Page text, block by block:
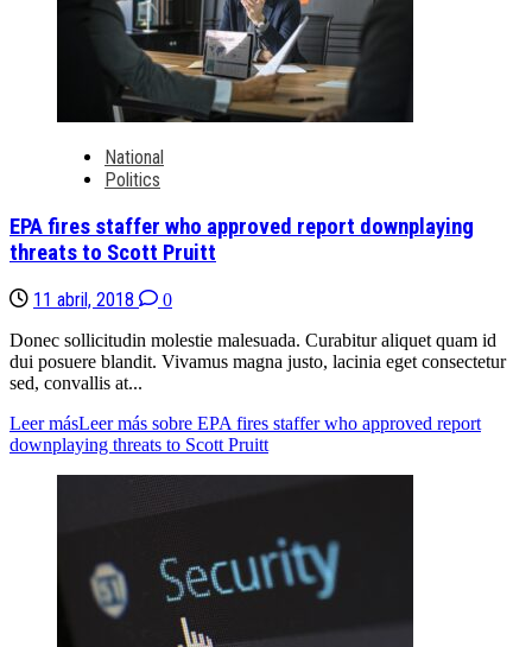
National
Politics
EPA fires staffer who approved report downplaying
threats to Scott Pruitt
11 abril, 2018
0
Donec sollicitudin molestie malesuada. Curabitur aliquet quam id
dui posuere blandit. Vivamus magna justo, lacinia eget consectetur
sed, convallis at...
Leer másLeer más sobre EPA fires staffer who approved report
downplaying threats to Scott Pruitt